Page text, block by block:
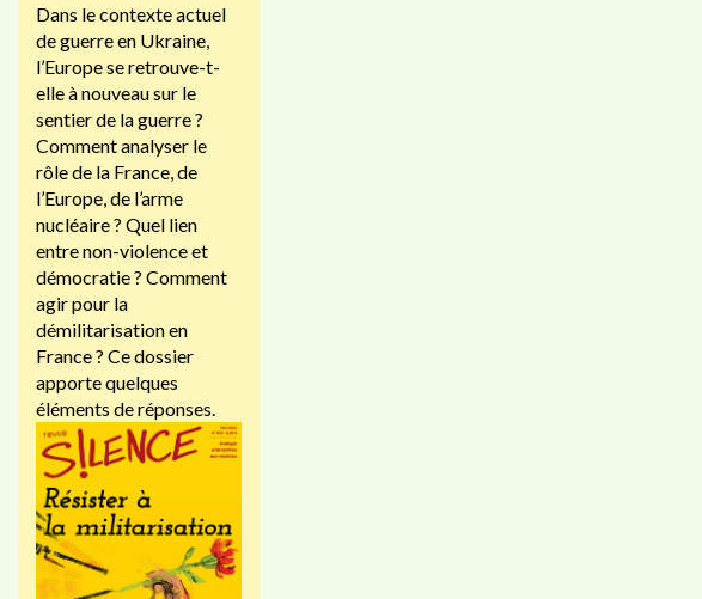
Dans le contexte actuel
de guerre en Ukraine,
l’Europe se retrouve-t-
elle à nouveau sur le
sentier de la guerre ?
Comment analyser le
rôle de la France, de
l’Europe, de l’arme
nucléaire ? Quel lien
entre non-violence et
démocratie ? Comment
agir pour la
démilitarisation en
France ? Ce dossier
apporte quelques
éléments de réponses.